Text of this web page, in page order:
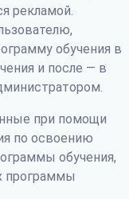
рекламой.
обучения в
и после — в
при помощи
по освоению
обучения,
программы